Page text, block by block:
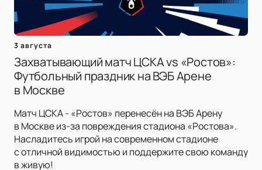
3 августа
Захватывающий матч ЦСКА vs «Ростов»:
Футбольный праздник на ВЭБ Арене
в Москве
Матч ЦСКА - «Ростов» перенесён на ВЭБ Арену
в Москве из-за повреждения стадиона «Ростова».
Насладитесь игрой на современном стадионе
с отличной видимостью и поддержите свою команду
в живую!